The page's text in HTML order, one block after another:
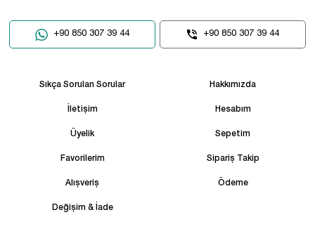
+90 850 307 39 44 +90 850 307 39 44
Sıkça Sorulan Sorular Hakkımızda
İletişim Hesabım
Üyelik Sepetim
Favorilerim Sipariş Takip
Alışveriş Ödeme
Değişim & İade